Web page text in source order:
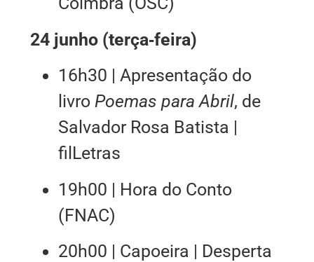
24 junho (terça‑feira)
16h30 | Apresentação do
livro Poemas para Abril, de
Salvador Rosa Batista |
filLetras
19h00 | Hora do Conto
(FNAC)
20h00 | Capoeira | Desperta